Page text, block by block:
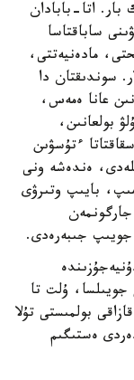
اتا-بابادان
ساباقتاسا
مادەنيەتتى،
سوندىقتان دا
عانا ەمەس،
بولعانىن،
ءتۇسۋىن
ەندەشە ونى
بايىپ وتىرۋى
جويىپ جىبەرەدى.
ۇلت تا
بولمىستى تۇلا
ەستىگىم